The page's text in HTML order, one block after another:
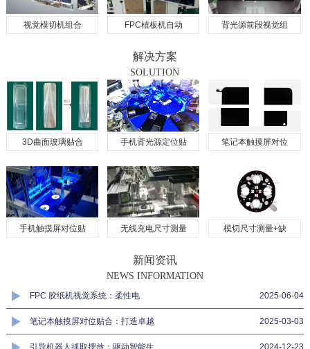
视觉模切机组合 FPC植板机自动 背光源前段视觉组
解决方案
SOLUTION
3D曲面玻璃贴合 手机背光源定位贴 笔记本触摸屏对位
手机触摸屏对位贴 无线充电尺寸测量 模切尺寸测量+缺
新闻资讯
NEWS INFORMATION
FPC 胶纸机视觉系统：柔性电 2025-06-04
笔记本触摸屏对位贴合：打造卓越 2025-03-03
引导机器人抓取摆放：驱动智能生 2024-12-23